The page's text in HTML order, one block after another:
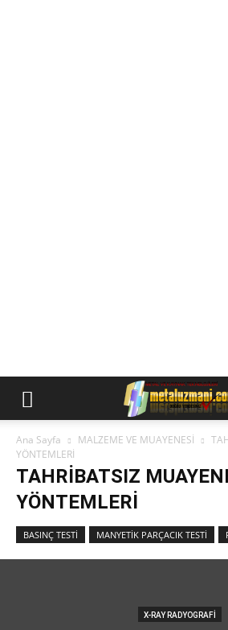
Ana Sayfa MALZEME VE MUAYENESİ
YÖNTEMLERİ
TAHRİBATSIZ
YÖNTEMLERİ
BASINÇ TESTİ MANYETİK PARÇACIK TESTİ
X-RAY RADYOGRAFİ